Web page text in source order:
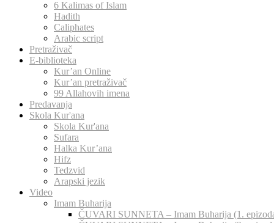
6 Kalimas of Islam
Hadith
Caliphates
Arabic script
Pretraživač
E-biblioteka
Kur’an Online
Kur’an pretraživač
99 Allahovih imena
Predavanja
Skola Kur'ana
Skola Kur'ana
Sufara
Halka Kur’ana
Hifz
Tedzvid
Arapski jezik
Video
Imam Buharija
ČUVARI SUNNETA – Imam Buharija (1.